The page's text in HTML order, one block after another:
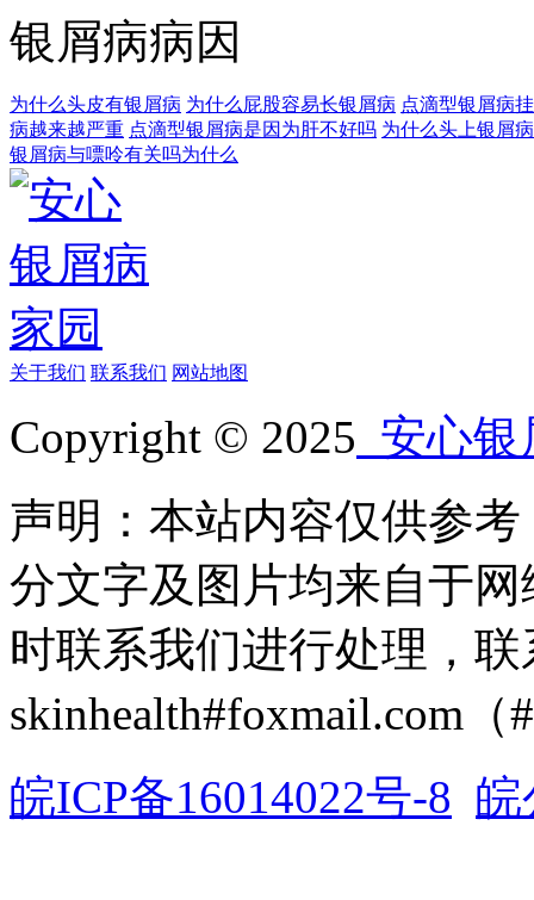
银屑病病因
为什么头皮有银屑病 为什么屁股容易长银屑病 点滴型银屑病
病越来越严重 点滴型银屑病是因为肝不好吗 为什么头上银屑
银屑病与嘌呤有关吗为什么
关于我们 联系我们 网站地图
Copyright © 2025 安心银
声明：本站内容仅供参
分文字及图片均来自于
时联系我们进行处理，
skinhealth#foxmail.com（
皖ICP备16014022号-8 皖